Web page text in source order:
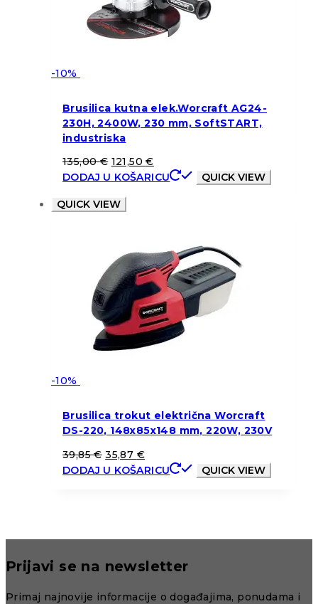
-10%
Brusilica kutna elek.Worcraft AG24-
230H, 2400W, 230 mm, SoftSTART,
industriska
135,00€ 121,50€
DODAJ U KOŠARICU
QUICK VIEW
QUICK VIEW
-10%
Brusilica trokut električna Worcraft
DS-220, 148x85x148 mm, 220W, 230V
39,85€ 35,87 €
DODAJ U KOŠARICU
QUICK VIEW
Prijavi se na newsletter
Primaj najnovije informacije o događajima, ponudama i